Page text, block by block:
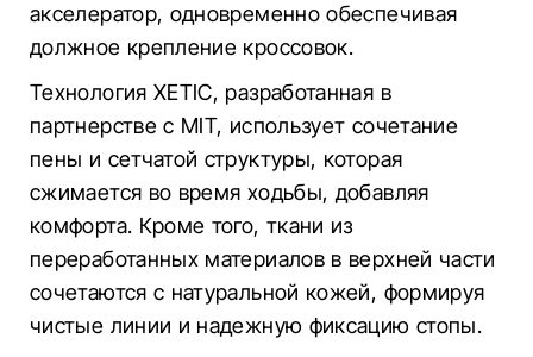
акселератор, одновременно обеспечивая
должное крепление кроссовок.
Технология XETIC, разработанная в
партнерстве с MIT, использует сочетание
пены и сетчатой ​​структуры, которая
сжимается во время ходьбы, добавляя
комфорта. Кроме того, ткани из
переработанных материалов в верхней части
сочетаются с натуральной кожей, формируя
чистые линии и надежную фиксацию стопы.